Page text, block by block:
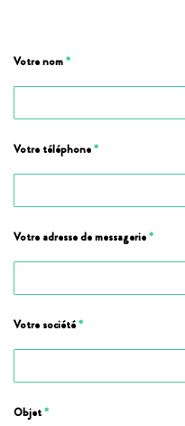
Votre nom*
Votre téléphone*
Votre adresse de messagerie*
Votre société*
Objet*